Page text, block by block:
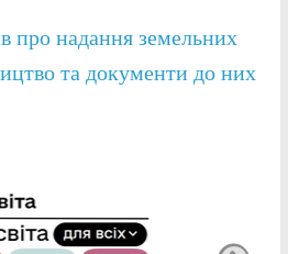
про надання земельних
та документи до них